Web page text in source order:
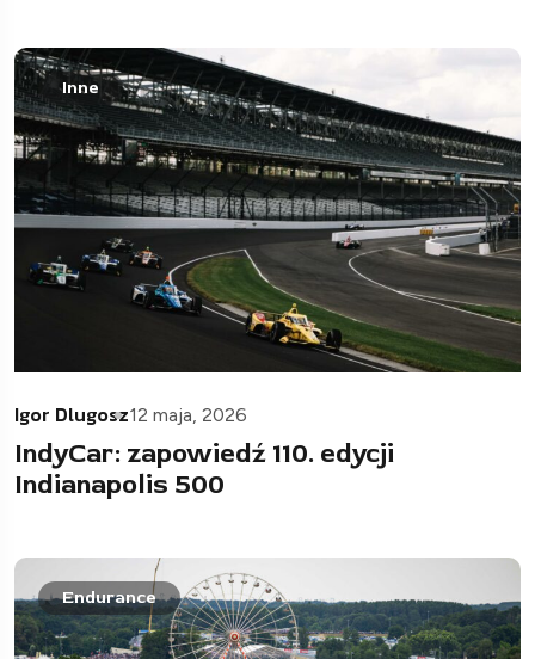
Inne
Igor Dlugosz12 maja, 2026
IndyCar: zapowiedź 110. edycji
Indianapolis 500
Endurance